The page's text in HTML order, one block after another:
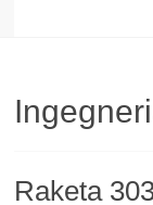
Raketa